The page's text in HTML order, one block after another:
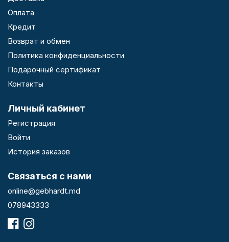
Оплата
Кредит
Возврат и обмен
Политика конфиденциальности
Подарочный сертификат
Контакты
Личный кабинет
Регистрация
Войти
История заказов
Связаться с нами
online@gebhardt.md
078943333